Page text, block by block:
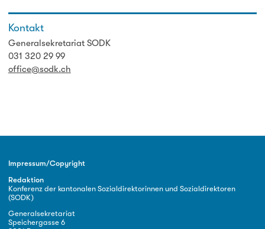
Kontakt
Generalsekretariat SODK
031 320 29 99
office@sodk.ch
Impressum/Copyright
Redaktion
Konferenz der kantonalen Sozialdirektorinnen und Sozialdirektoren
(SODK)
Generalsekretariat
Speichergasse 6